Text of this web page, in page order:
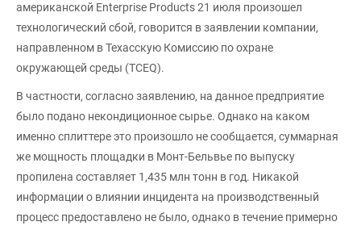
американской Enterprise Products 21 июля произошел
технологический сбой, говорится в заявлении компании,
направленном в Техасскую Комиссию по охране
окружающей среды (TCEQ).
В частности, согласно заявлению, на данное предприятие
было подано некондиционное сырье. Однако на каком
именно сплиттере это произошло не сообщается, суммарная
же мощность площадки в Монт-Бельвье по выпуску
пропилена составляет 1,435 млн тонн в год. Никакой
информации о влиянии инцидента на производственный
процесс предоставлено не было, однако в течение примерно